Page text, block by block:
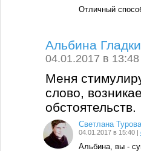
Отличный
Альбина
04.01.2017 в
Меня
слово,
обстоятельств.
Светлана Турова
04.01.2017 в 15:40 |
Альбина, вы -